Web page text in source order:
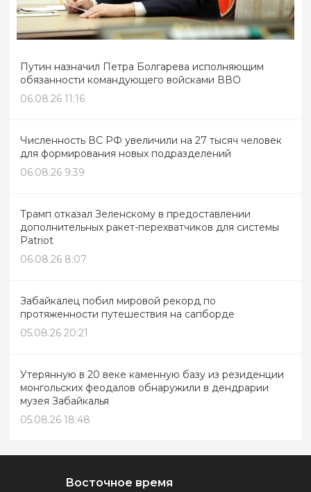
Путин назначил Петра Болгарева исполняющим
обязанности командующего войсками ВВО
06.08.26 11:16
Численность ВС РФ увеличили на 27 тысяч человек
для формирования новых подразделений
06.08.26 9:39
Трамп отказал Зеленскому в предоставлении
дополнительных ракет-перехватчиков для системы
Patriot
06.08.26 8:07
Забайкалец побил мировой рекорд по
протяженности путешествия на сапборде
05.08.26 20:21
Утерянную в 20 веке каменную базу из резиденции
монгольских феодалов обнаружили в дендрарии
музея Забайкалья
05.08.26 18:48
Восточное время